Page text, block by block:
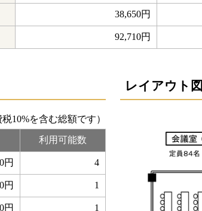
38,650円
92,710円
税10%を含む総額です）
利用可能数
円 4
円 1
円 1
レイアウト図